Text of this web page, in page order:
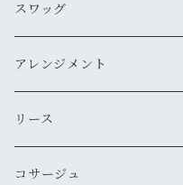
スワッグ
アレンジメント
リース
コサージュ